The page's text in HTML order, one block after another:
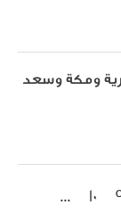
ومكة وسعد
10
...